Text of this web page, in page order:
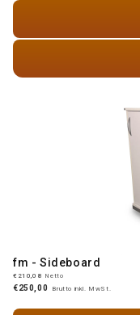
fm - Sideboard
€210,08 Netto
€250,00 Brutto inkl. MwSt.